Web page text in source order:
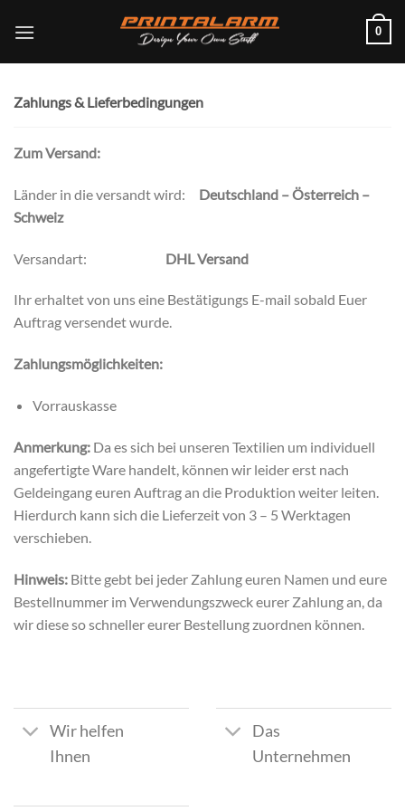
0
Zahlungs & Lieferbedingungen
Zum Versand:
Länder in die versandt wird: Deutschland – Österreich –
Schweiz
Versandart: DHL Versand
Ihr erhaltet von uns eine Bestätigungs E-mail sobald Euer
Auftrag versendet wurde.
Zahlungsmöglichkeiten:
Vorrauskasse
Anmerkung: Da es sich bei unseren Textilien um individuell
angefertigte Ware handelt, können wir leider erst nach
Geldeingang euren Auftrag an die Produktion weiter leiten.
Hierdurch kann sich die Lieferzeit von 3 – 5 Werktagen
verschieben.
Hinweis: Bitte gebt bei jeder Zahlung euren Namen und eure
Bestellnummer im Verwendungszweck eurer Zahlung an, da
wir diese so schneller eurer Bestellung zuordnen können.
Wir helfen
Ihnen
Das
Unternehmen